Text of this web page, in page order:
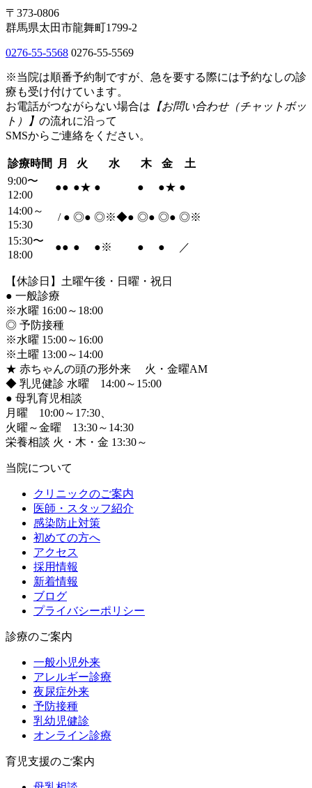
〒373-0806
群馬県太田市龍舞町1799-2
0276-55-5568 0276-55-5569
※当院は順番予約制ですが、急を要する際には予約なしの診
療も受け付けています。
お電話がつながらない場合は 【お問い合わせ（チャットボッ
ト）】 の流れに沿って
SMSからご連絡をください。
診療時間 月 火 水 木 金
土
9:00〜
12:00
●● ●★ ● ● ●★ ●
14:00～
15:30
/ ● ◎● ◎※◆● ◎● ◎● ◎※
15:30〜
18:00
●● ● ●※ ● ● ／
【休診日】土曜午後・日曜・祝日
● 一般診療
※水曜 16:00～18:00
◎ 予防接種
※水曜 15:00～16:00
※土曜 13:00～14:00
★ 赤ちゃんの頭の形外来 火・金曜AM
◆ 乳児健診 水曜 14:00～15:00
● 母乳育児相談
月曜 10:00～17:30、
火曜～金曜 13:30～14:30
栄養相談 火・木・金 13:30～
当院について
クリニックのご案内
医師・スタッフ紹介
感染防止対策
初めての方へ
アクセス
採用情報
新着情報
ブログ
プライバシーポリシー
診療のご案内
一般小児外来
アレルギー診療
夜尿症外来
予防接種
乳幼児健診
オンライン診療
育児支援のご案内